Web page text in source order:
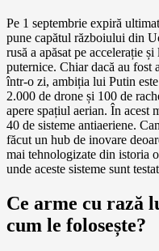
Pe 1 septembrie expiră
pune capătul războiului din
rusă a apăsat pe accelerație
puternice. Chiar dacă au fost
într-o zi, ambiția lui Putin
2.000 de drone și 100 de
apere spațiul aerian. În acest
40 de sisteme antiaeriene.
făcut un hub de inovare
mai tehnologizate din istoria
unde aceste sisteme sunt
Ce arme cu rază
cum le folosește?